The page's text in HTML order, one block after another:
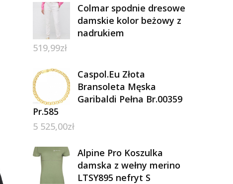
Colmar spodnie dresowe
damskie kolor beżowy z
nadrukiem
519,99zł
Caspol.Eu Złota
Bransoleta Męska
Garibaldi Pełna Br.00359
Pr.585
5 525,00zł
Alpine Pro Koszulka
damska z wełny merino
LTSY895 nefryt S